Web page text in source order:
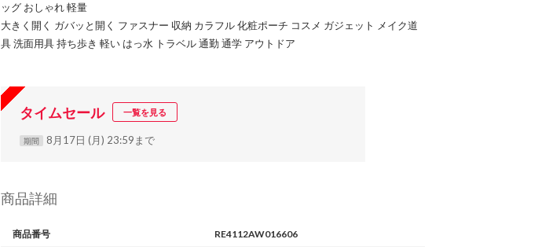
ッグ おしゃれ 軽量
大きく開く ガバッと開く ファスナー 収納 カラフル 化粧ポーチ コスメ ガジェット メイク道
具 洗面用具 持ち歩き 軽い はっ水 トラベル 通勤 通学 アウトドア
タイムセール 一覧を見る
期間 8月17日 (月) 23:59まで
商品詳細
商品番号 RE4112AW016606